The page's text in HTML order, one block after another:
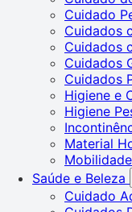
Cuidado
Cuidados
Cuidados
Cuidados
Cuidados
Higiene e
Higiene
Material
Saúde e Beleza
Cuidado